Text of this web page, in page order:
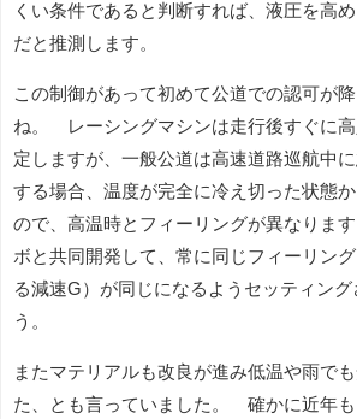
くい条件であると判断すれば、液圧を高
だと推測します。
この制御があって初めて公道での認可が
ね。 レーシングマシンは走行後すぐに
定しますが、一般公道は高速道路巡航中
する場合、温度が完全に冷え切った状態
ので、高温時とフィーリングが異なり
ボと共同開発して、常に同じフィーリン
る減速G）が同じになるようセッティング
う。
またマテリアルも改良が進み低温や雨で
た、とも言っていました。 確かに近年も